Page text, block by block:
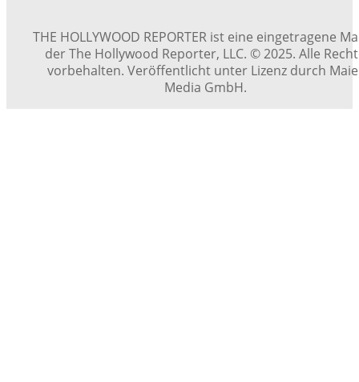
THE HOLLYWOOD REPORTER ist eine eingetragene
der The Hollywood Reporter, LLC. © 2025. Alle
vorbehalten. Veröffentlicht unter Lizenz durch
Media GmbH.